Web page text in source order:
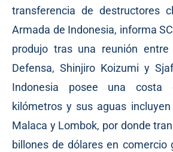
transferencia de destructores
Armada de Indonesia, informa
produjo tras una reunión
Defensa, Shinjiro Koizumi y
Indonesia posee una costa
kilómetros y sus aguas
Malaca y Lombok, por donde
billones de dólares en comercio